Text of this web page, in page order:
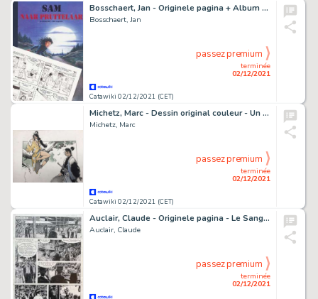
Bosschaert, Jan - Originele pagina + Album (oplage: 47 ex.) - Sam - Naar Pruttelaar (1999)
Bosschaert, Jan
Catawiki 02/12/2021 (CET)
terminée
02/12/2021
passez premium
Michetz, Marc - Dessin original couleur - Un rendez-vous intime avec Kogaratsu
Michetz, Marc
Catawiki 02/12/2021 (CET)
terminée
02/12/2021
passez premium
Auclair, Claude - Originele pagina - Le Sang du flamboyant - (1985)
Auclair, Claude
terminée
02/12/2021
passez premium